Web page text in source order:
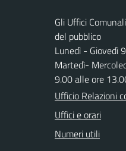
Gli Uffici
del pubblico
Lunedì - Giovedì
Martedì-
9.00 alle ore
Ufficio Relazioni
Uffici e orari
Numeri utili